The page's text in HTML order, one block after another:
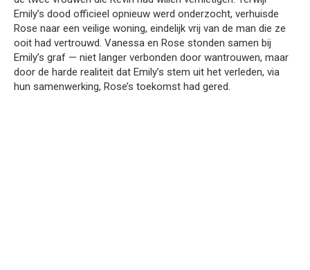
Emily’s dood officieel opnieuw werd onderzocht, verhuisde
Rose naar een veilige woning, eindelijk vrij van de man die ze
ooit had vertrouwd. Vanessa en Rose stonden samen bij
Emily’s graf — niet langer verbonden door wantrouwen, maar
door de harde realiteit dat Emily’s stem uit het verleden, via
hun samenwerking, Rose’s toekomst had gered.